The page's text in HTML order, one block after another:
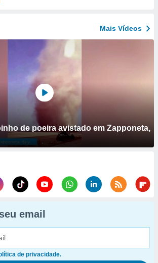
Mais Vídeos
de poeira avistado em Zapponeta,
email
de privacidade.